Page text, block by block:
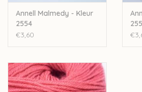
Annell Malmedy - Kleur
2554
€3,60